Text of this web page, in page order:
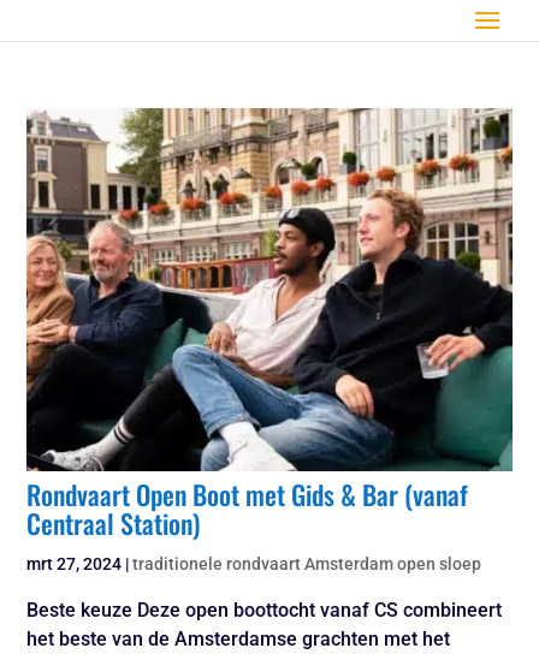
Rondvaart Open Boot met Gids & Bar (vanaf
Centraal Station)
mrt 27, 2024 |traditionele rondvaart Amsterdam open sloep
Beste keuze Deze open boottocht vanaf CS combineert
het beste van de Amsterdamse grachten met het